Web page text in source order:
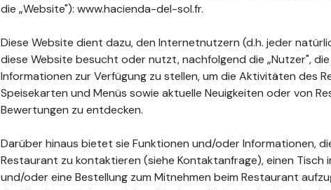
die „Website"): www.hacienda-del-sol.fr.
Diese Website dient dazu, den Internetnutzern (d.h. jeder
diese Website besucht oder nutzt, nachfolgend die „Nutzer",
Informationen zur Verfügung zu stellen, um die Aktivitäten des
Speisekarten und Menüs sowie aktuelle Neuigkeiten oder von
Bewertungen zu entdecken.
Darüber hinaus bietet sie Funktionen und/oder Informationen,
Restaurant zu kontaktieren (siehe Kontaktanfrage), einen Tisch
und/oder eine Bestellung zum Mitnehmen beim Restaurant